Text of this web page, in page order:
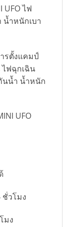
UFO ไฟ
น้ำหนักเบา
รตั้งแคมป์
ไฟฉุกเฉิน
นน้ำ น้ำหนัก
UFO
ชั่วโมง
มง